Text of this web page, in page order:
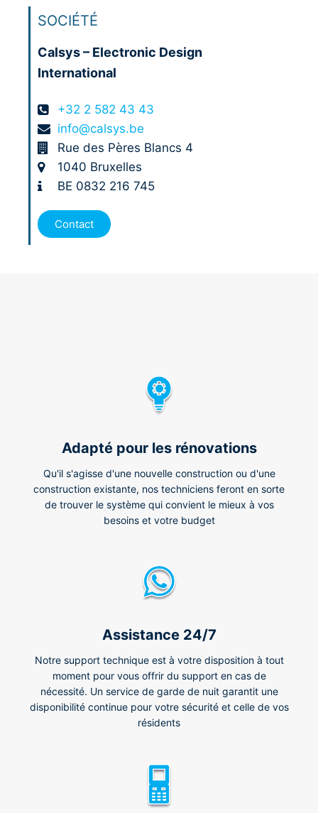
SOCIÉTÉ
Calsys – Electronic Design
International
+32 2 582 43 43
info@calsys.be
Rue des Pères Blancs 4
1040 Bruxelles
BE 0832 216 745
Contact
Adapté pour les rénovations
Qu'il s'agisse d'une nouvelle construction ou d'une
construction existante, nos techniciens feront en sorte
de trouver le système qui convient le mieux à vos
besoins et votre budget
Assistance 24/7
Notre support technique est à votre disposition à tout
moment pour vous offrir du support en cas de
nécessité. Un service de garde de nuit garantit une
disponibilité continue pour votre sécurité et celle de vos
résidents